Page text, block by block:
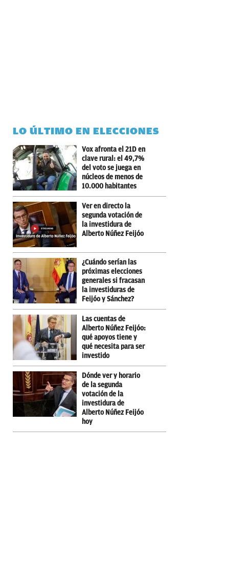
LO ÚLTIMO EN ELECCIONES
Vox afronta el 21D en
clave rural: el 49,7%
del voto se juega en
núcleos de menos de
10.000 habitantes
Ver en directo la
segunda votación de
la investidura de
Alberto Núñez Feijóo
¿Cuándo serían las
próximas elecciones
generales si fracasan
la investiduras de
Feijóo y Sánchez?
Las cuentas de
Alberto Núñez Feijóo:
qué apoyos tiene y
qué necesita para ser
investido
Dónde ver y horario
de la segunda
votación de la
investidura de
Alberto Núñez Feijóo
hoy